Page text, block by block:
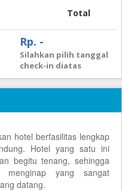
Total
Rp. -
Silahkan pilih tanggal
check-in diatas
hotel berfasilitas lengkap
Hotel yang satu ini
begitu tenang, sehingga
menginap yang sangat
datang.